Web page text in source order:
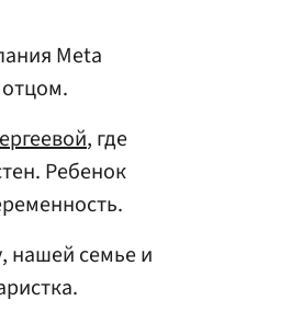
Meta
, где
Ребенок
нашей семье и